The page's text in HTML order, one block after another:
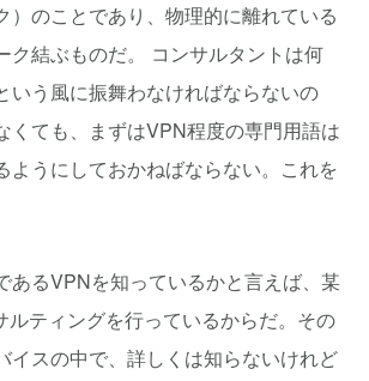
）のことであり、物理的に離れている
ク結ぶものだ。 コンサルタントは何
いう風に振舞わなければならないの
くても、まずはVPN程度の専門用語は
ようにしておかねばならない。これを
あるVPNを知っているかと言えば、某
ルティングを行っているからだ。その
イスの中で、詳しくは知らないけれど